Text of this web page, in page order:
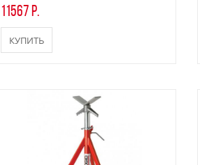
11567 р.
КУПИТЬ